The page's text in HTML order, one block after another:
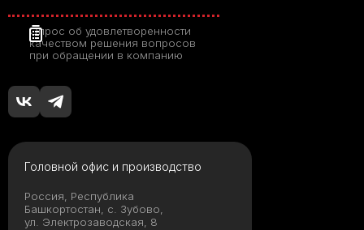
Опрос об удовлетворенности
качеством решения вопросов
при обращении в компанию
Головной офис и производство
Россия, Республика
Башкортостан, с. Зубово,
ул. Электрозаводская, 8